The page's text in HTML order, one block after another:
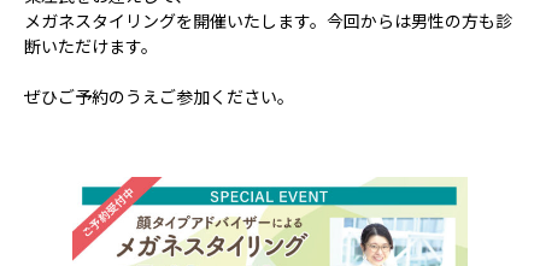
メガネスタイリングを開催いたします。今回からは男性の方も診
断いただけます。
ぜひご予約のうえご参加ください。